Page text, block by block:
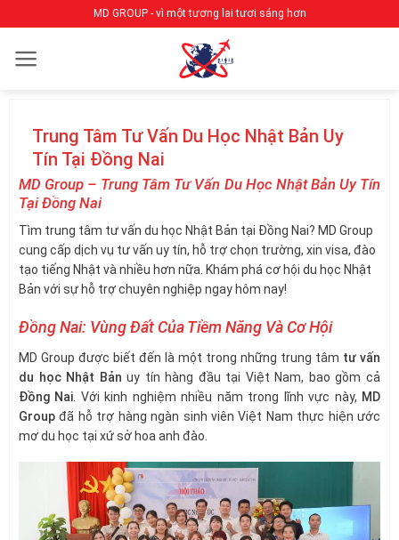
qua
nội
MD GROUP - vì một tương lai tươi sáng hơn
Trung Tâm Tư Vấn Du Học Nhật Bản Uy
Tín Tại Đồng Nai
MD Group – Trung Tâm Tư Vấn Du Học Nhật Bản Uy Tín
Tại Đồng Nai
Tìm trung tâm tư vấn du học Nhật Bản tại Đồng Nai? MD Group
cung cấp dịch vụ tư vấn uy tín, hỗ trợ chọn trường, xin visa, đào
tạo tiếng Nhật và nhiều hơn nữa. Khám phá cơ hội du học Nhật
Bản với sự hỗ trợ chuyên nghiệp ngay hôm nay!
Đồng Nai: Vùng Đất Của Tiềm Năng Và Cơ Hội
MD Group được biết đến là một trong những trung tâm tư vấn
du học Nhật Bản uy tín hàng đầu tại Việt Nam, bao gồm cả
Đồng Nai . Với kinh nghiệm nhiều năm trong lĩnh vực này, MD
Group đã hỗ trợ hàng ngàn sinh viên Việt Nam thực hiện ước
mơ du học tại xứ sở hoa anh đào.